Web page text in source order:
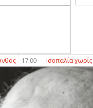
17:00 Ισοπαλία χωρίς